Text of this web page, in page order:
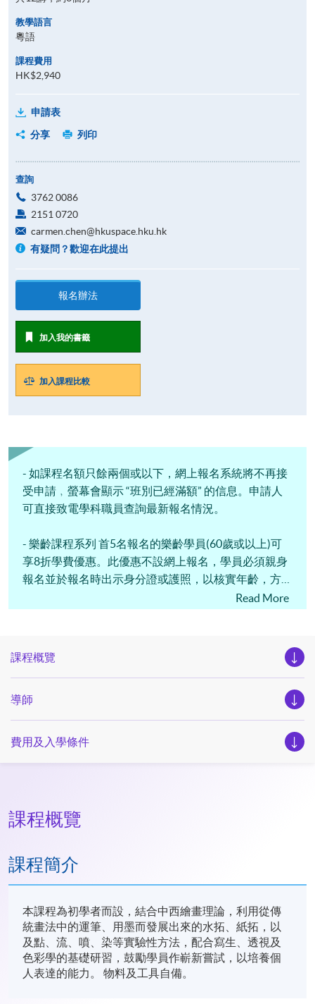
教學語言
粵語
課程費用
HK$2,940
申請表
分享
列印
查詢
3762 0086
2151 0720
carmen.chen@hkuspace.hku.hk
有疑問？歡迎在此提出
報名辦法
加入我的書籤
加入課程比較
- 如課程名額只餘兩個或以下，網上報名系統將不再接
受申請﹐螢幕會顯示 “班別已經滿額” 的信息。申請人
可直接致電學科職員查詢最新報名情況。
- 樂齡課程系列 首5名報名的樂齡學員(60歲或以上)可
享8折學費優惠。此優惠不設網上報名，學員必須親身
報名並於報名時出示身分證或護照，以核實年齡，方可
Read More
課程概覽
導師
費用及入學條件
課程概覽
課程簡介
本課程為初學者而設，結合中西繪畫理論，利用從傳
統畫法中的運筆、用墨而發展出來的水拓、紙拓，以
及點、流、噴、染等實驗性方法，配合寫生、透視及
色彩學的基礎研習，鼓勵學員作嶄新嘗試，以培養個
人表達的能力。 物料及工具自備。